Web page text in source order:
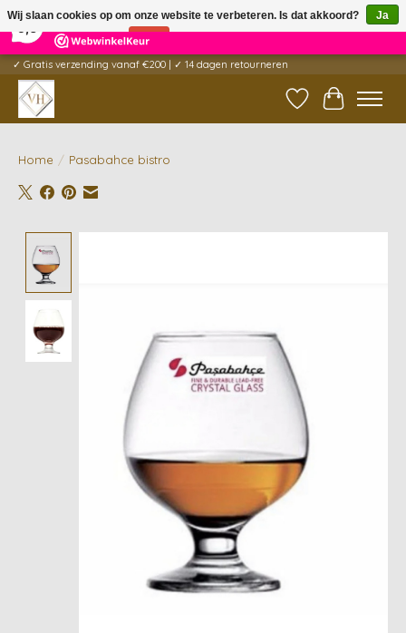
5 Reviews ×
✓ Gratis verzending vanaf €200 | ✓ 14 dagen retourneren
Verlanglijst
Home / Pasabahce bistro
Wij slaan cookies op om onze website te verbeteren. Is dat akkoord?
Ja
Nee